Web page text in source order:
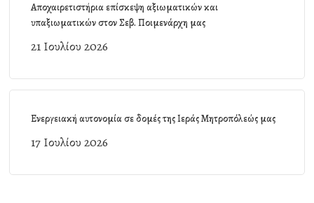
Αποχαιρετιστήρια επίσκεψη αξιωματικών και
υπαξιωματικών στον Σεβ. Ποιμενάρχη μας
21 Ιουλίου 2026
Ενεργειακή αυτονομία σε δομές της Ιεράς Μητροπόλεώς μας
17 Ιουλίου 2026